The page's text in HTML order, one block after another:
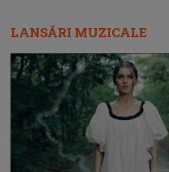
LANSĂRI MUZICALE